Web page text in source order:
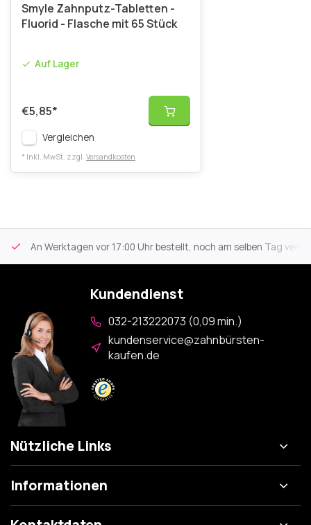
Smyle Zahnputz-Tabletten -
Fluorid - Flasche mit 65 Stück
Auf Lager
€5,85*
Vergleichen
* Inkl. MwSt. zzgl. Versandkosten
An Werktagen vor 17:00 Uhr bestellt, noch am selben Tag
Kundendienst
032-213222073 (0,09 min.)
kundenservice@zahnbürsten-
kaufen.de
Nützliche Links
Informationen